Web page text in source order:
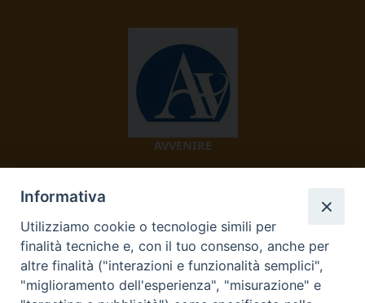
AVVENIRE
Informativa
Utilizziamo cookie o tecnologie simili per
finalità tecniche e, con il tuo consenso, anche per
altre finalità ("interazioni e funzionalità semplici",
"miglioramento dell'esperienza", "misurazione" e